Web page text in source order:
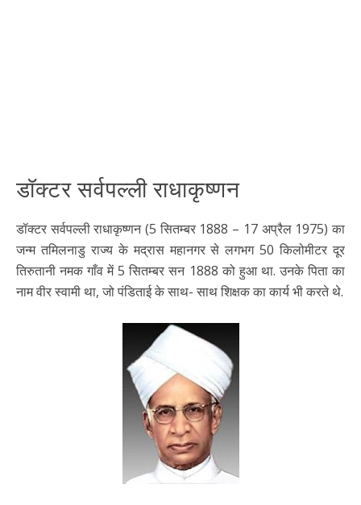
डॉक्टर सर्वपल्ली राधाकृष्णन
डॉक्टर सर्वपल्ली राधाकृष्णन (5 सितम्बर 1888 – 17 अप्रैल 1975) का
जन्म तमिलनाडु राज्य के मद्रास महानगर से लगभग 50 किलोमीटर दूर
तिरुतानी नमक गाँव में 5 सितम्बर सन 1888 को हुआ था. उनके पिता का
नाम वीर स्वामी था, जो पंडिताई के साथ- साथ शिक्षक का कार्य भी करते थे.